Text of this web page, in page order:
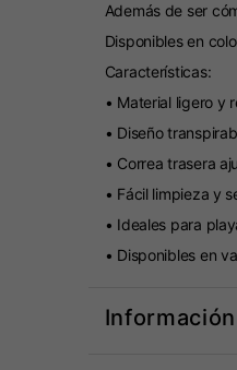
Además de ser
Disponibles en
Características:
• Material ligero y
• Diseño
• Correa trasera
• Fácil limpieza y
• Ideales para
• Disponibles en